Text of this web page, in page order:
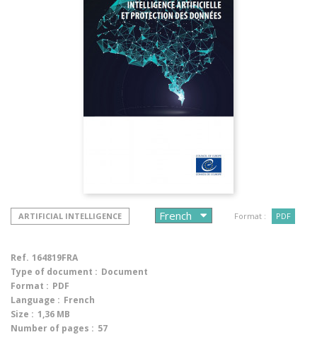
ARTIFICIAL INTELLIGENCE Format : PDF
Ref. 164819FRA
Type of document : Document
Format : PDF
Language : French
Size : 1,36 MB
Number of pages : 57